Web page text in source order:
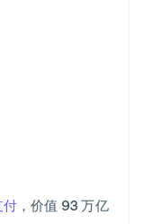
付 ，价值 93 万亿